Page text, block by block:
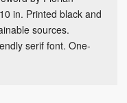
in. Printed black and
sources.
serif font. One-